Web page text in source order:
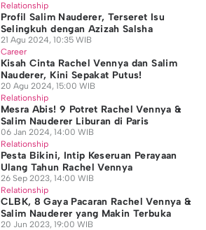
Relationship
Profil Salim Nauderer, Terseret Isu
Selingkuh dengan Azizah Salsha
21 Agu 2024, 10:35 WIB
Career
Kisah Cinta Rachel Vennya dan Salim
Nauderer, Kini Sepakat Putus!
20 Agu 2024, 15:00 WIB
Relationship
Mesra Abis! 9 Potret Rachel Vennya &
Salim Nauderer Liburan di Paris
06 Jan 2024, 14:00 WIB
Relationship
Pesta Bikini, Intip Keseruan Perayaan
Ulang Tahun Rachel Vennya
26 Sep 2023, 14:00 WIB
Relationship
CLBK, 8 Gaya Pacaran Rachel Vennya &
Salim Nauderer yang Makin Terbuka
20 Jun 2023, 19:00 WIB